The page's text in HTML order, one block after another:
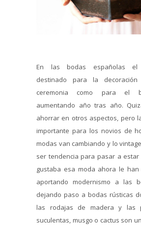
En las bodas españolas el
destinado para la
ceremonia como para el
aumentando año tras año.
ahorrar en otros aspectos, pero
importante para los novios de
modas van cambiando y lo
ser tendencia para pasar a estar
gustaba esa moda ahora le
aportando modernismo a las
dejando paso a bodas rústicas
las rodajas de madera y las
suculentas, musgo o cactus son